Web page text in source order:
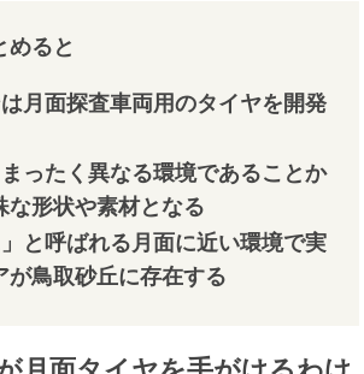
めると
月面探査車両用のタイヤを開発
ったく異なる環境であることか
な形状や素材となる
と呼ばれる月面に近い環境で実
が鳥取砂丘に存在する